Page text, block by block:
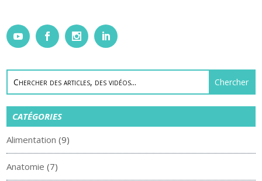
CATÉGORIES
Alimentation (9)
Anatomie (7)